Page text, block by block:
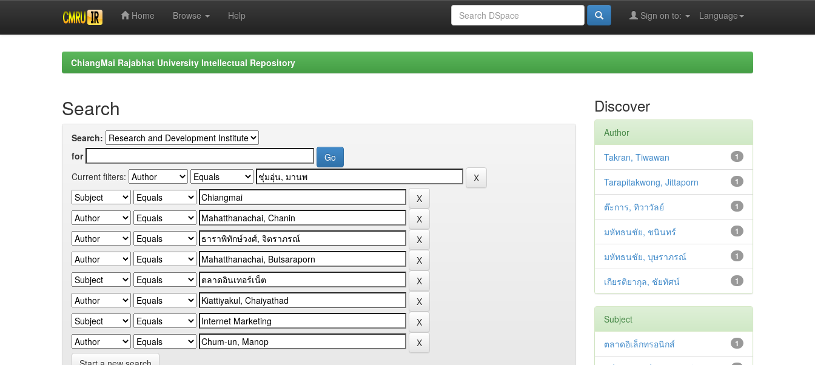
Home Browse Help Language
Sign on to:
ChiangMai Rajabhat University Intellectual Repository
Search
Search:
for
Current filters:
Discover
Author
1
Takran, Tiwawan
1
Tarapitakwong, Jittaporn
1
ต๊ะการ, ทิวาวัลย์
1
มหัทธนชัย, ชนินทร์
1
มหัทธนชัย, บุษราภรณ์
1
เกียรติยากุล, ชัยทัศน์
Subject
1
ตลาดอิเล็กทรอนิกส์